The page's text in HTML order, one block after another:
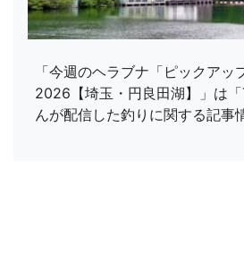
「今週のヘラブナ「ピックアッ
2026【埼玉・円良田湖】」は「
んが配信した釣りに関する記事